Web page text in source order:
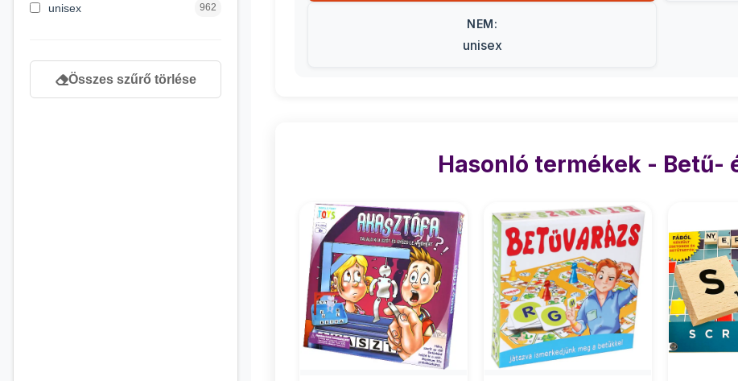
7 éves kortól 53
unisex 962
Összes szűrő törlése
NEM:
unisex
Hasonló termékek - Betű-